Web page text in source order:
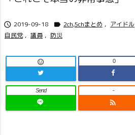
 2019-09-18  2ch,5chまとめ , アイドル
自民党 , 議員 , 防災
 0
Send

-